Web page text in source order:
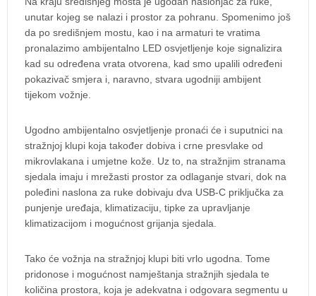
unutar kojeg se nalazi i prostor za pohranu. Spomenimo još
da po središnjem mostu, kao i na armaturi te vratima
pronalazimo ambijentalno LED osvjetljenje koje signalizira
kad su određena vrata otvorena, kad smo upalili određeni
pokazivač smjera i, naravno, stvara ugodniji ambijent
tijekom vožnje.
Ugodno ambijentalno osvjetljenje pronaći će i suputnici na
stražnjoj klupi koja također dobiva i crne presvlake od
mikrovlakana i umjetne kože. Uz to, na stražnjim stranama
sjedala imaju i mrežasti prostor za odlaganje stvari, dok na
poleđini naslona za ruke dobivaju dva USB-C priključka za
punjenje uređaja, klimatizaciju, tipke za upravljanje
klimatizacijom i mogućnost grijanja sjedala.
Tako će vožnja na stražnjoj klupi biti vrlo ugodna. Tome
pridonose i mogućnost namještanja stražnjih sjedala te
količina prostora, koja je adekvatna i odgovara segmentu u